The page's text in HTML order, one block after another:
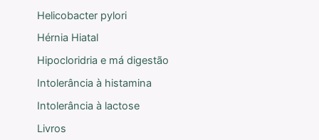
Helicobacter pylori
Hérnia Hiatal
Hipocloridria e má digestão
Intolerância à histamina
Intolerância à lactose
Livros